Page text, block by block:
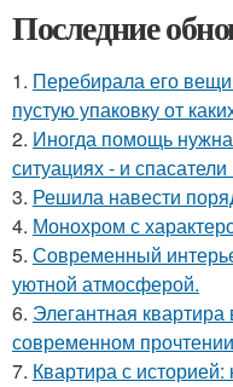
Последние
1. Перебирала его вещи
пустую упаковку от
2. Иногда помощь
ситуациях - и
3. Решила навести
4. Монохром с
5. Современный
уютной атмосферой.
6. Элегантная
современном
7. Квартира с историей: